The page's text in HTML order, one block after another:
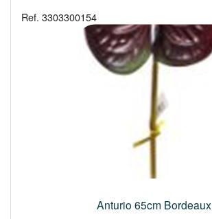
Ref. 3303300154
Anturio 65cm Bordeaux